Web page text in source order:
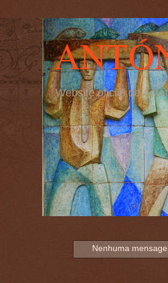
Website oficial de
Nenhuma